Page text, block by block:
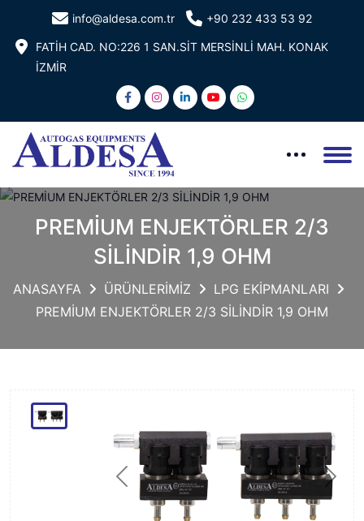
info@aldesa.com.tr +90 232 433 53 92
FATİH CAD. NO:226 1 SAN.SİT MERSİNLİ MAH. KONAK
İZMİR
PREMİUM ENJEKTÖRLER 2/3
SİLİNDİR 1,9 OHM
ANASAYFA ÜRÜNLERİMİZ
LPG EKİPMANLARI
PREMİUM ENJEKTÖRLER 2/3 SİLİNDİR 1,9 OHM
Previous Next